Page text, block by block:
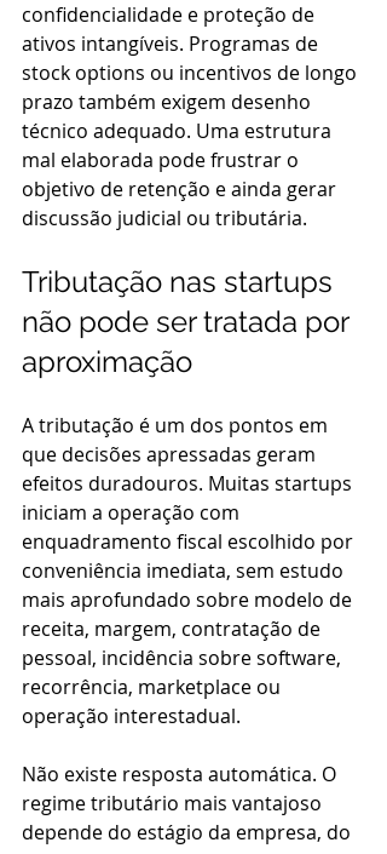
confidencialidade e proteção de
ativos intangíveis. Programas de
stock options ou incentivos de longo
prazo também exigem desenho
técnico adequado. Uma estrutura
mal elaborada pode frustrar o
objetivo de retenção e ainda gerar
discussão judicial ou tributária.
Tributação nas startups
não pode ser tratada por
aproximação
A tributação é um dos pontos em
que decisões apressadas geram
efeitos duradouros. Muitas startups
iniciam a operação com
enquadramento fiscal escolhido por
conveniência imediata, sem estudo
mais aprofundado sobre modelo de
receita, margem, contratação de
pessoal, incidência sobre software,
recorrência, marketplace ou
operação interestadual.
Não existe resposta automática. O
regime tributário mais vantajoso
depende do estágio da empresa, do